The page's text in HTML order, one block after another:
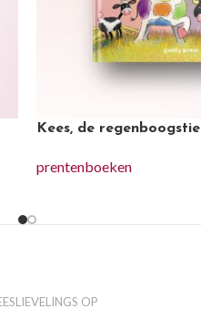
Kees, de
prentenboeken
OP